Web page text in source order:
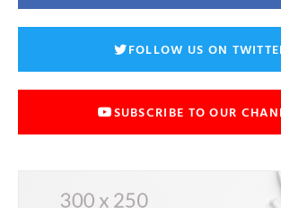
FOLLOW US ON
SUBSCRIBE TO OUR